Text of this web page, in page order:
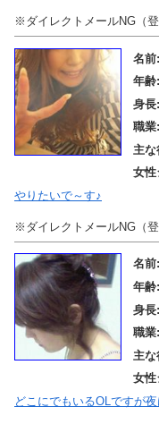
※ダイレクトメールNG（登
名前:
年齢:
身長:
職業:
主
女性
やりたいで～す♪
※ダイレクトメールNG（登
名前:
年齢:
身長:
職業:
主
女性
どこにでもいるOLですが夜